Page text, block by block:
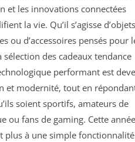
et les innovations connectées
la vie. Qu’il s’agisse d’objets
ou d’accessoires pensés pour
des cadeaux tendance
performant est
et modernité, tout en
soient sportifs, amateurs de
ou fans de gaming. Cette
plus à une simple